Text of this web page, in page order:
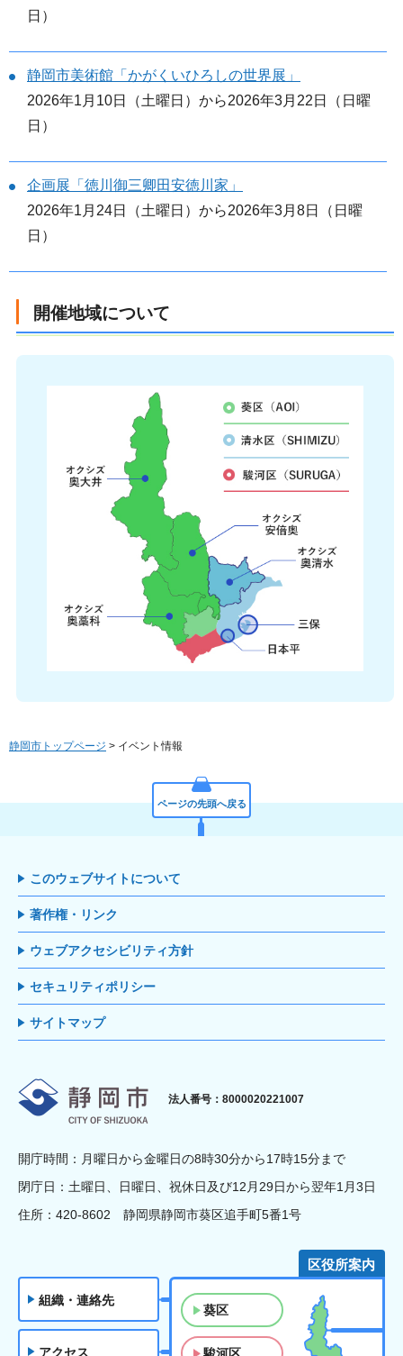
日）
静岡市美術館「かがくいひろしの世界展」
2026年1月10日（土曜日）から2026年3月22日（日曜
日）
企画展「徳川御三卿田安徳川家」
2026年1月24日（土曜日）から2026年3月8日（日曜
日）
開催地域について
静岡市トップページ > イベント情報
ページの先頭へ戻る
このウェブサイトについて
著作権・リンク
ウェブアクセシビリティ方針
セキュリティポリシー
サイトマップ
静岡市
法人番号：8000020221007
開庁時間：月曜日から金曜日の8時30分から17時15分まで
閉庁日：土曜日、日曜日、祝休日及び12月29日から翌年1月3日
住所：420-8602 静岡県静岡市葵区追手町5番1号
組織・連絡先
アクセス
区役所案内
葵区